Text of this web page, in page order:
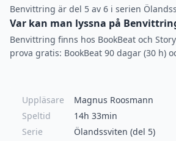
Benvittring är del 5 av 6 i serien
Var kan man lyssna på
Benvittring finns hos BookBeat och
prova gratis: BookBeat 90 dagar (30 h)
Uppläsare
Magnus Roosmann
Speltid
14h 33min
Serie
Ölandssviten (del 5)